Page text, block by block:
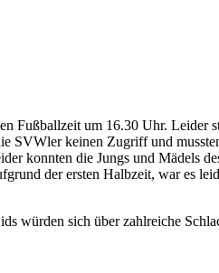
um 16.30 Uhr. Leider
keinen Zugriff und
konnten die Jungs und Mädels
der ersten Halbzeit, war es
würden sich über zahlreiche